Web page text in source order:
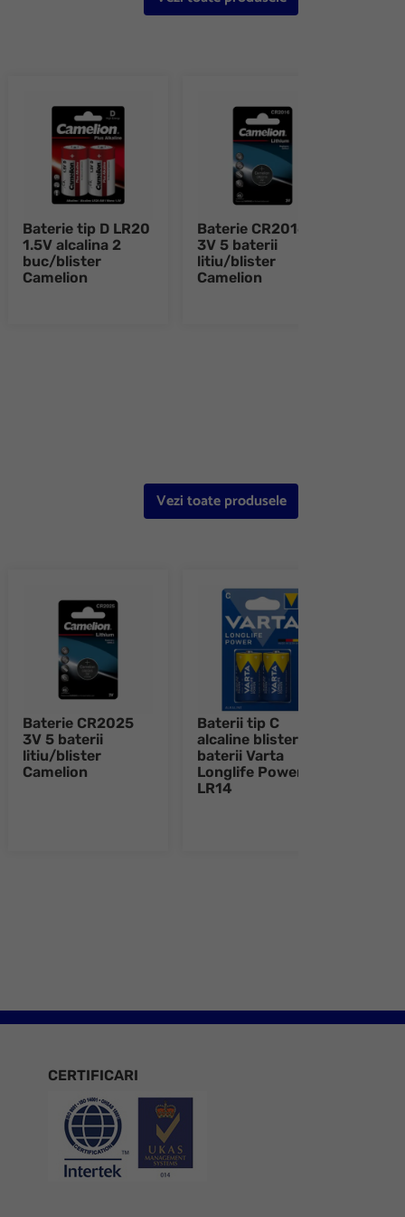
Baterie tip D LR20
1.5V alcalina 2
buc/blister
Camelion
Baterie CR2016
3V 5 baterii
litiu/blister
Camelion
Vezi toate produsele
Baterie CR2025
3V 5 baterii
litiu/blister
Camelion
Baterii tip C
alcaline blister 2
baterii Varta
Longlife Power
LR14
CERTIFICARI